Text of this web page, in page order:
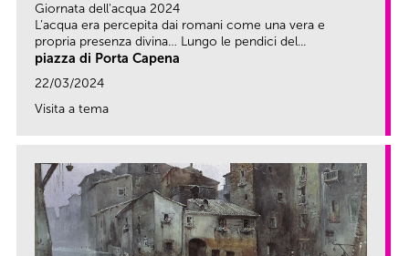
Giornata dell'acqua 2024
L’acqua era percepita dai romani come una vera e
propria presenza divina… Lungo le pendici del...
piazza di Porta Capena
22/03/2024
Visita a tema